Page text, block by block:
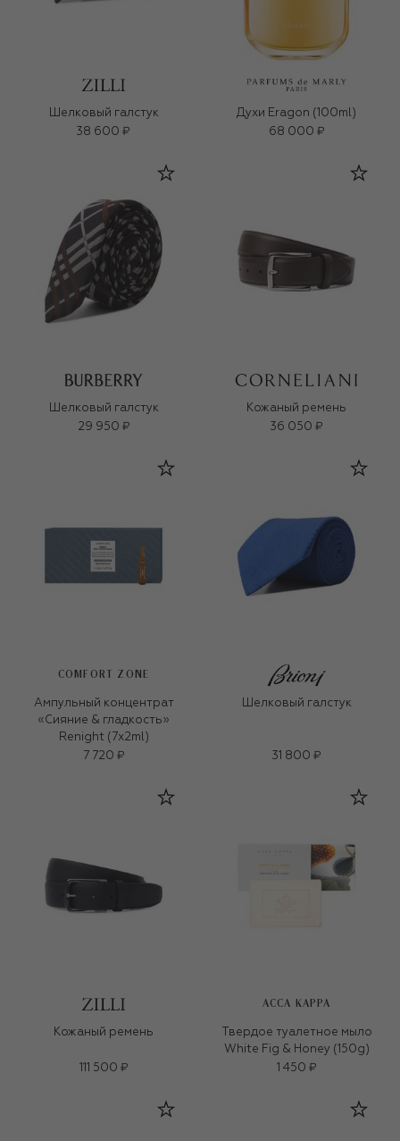
Шелковый галстук
38 600 ₽
Духи Eragon (100ml)
68 000 ₽
Шелковый галстук
29 950 ₽
Кожаный ремень
36 050 ₽
COMFORT ZONE
Ампульный концентрат
«Сияние & гладкость»
Renight (7х2ml)
7 720 ₽
Шелковый галстук
31 800 ₽
Кожаный ремень
111 500 ₽
ACCA KAPPA
Твердое туалетное мыло
White Fig & Honey (150g)
1 450 ₽